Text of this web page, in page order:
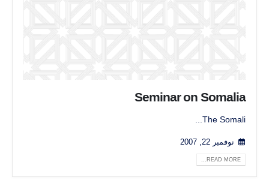
Seminar on Somalia
The Somali...
نوفمبر 22, 2007
READ MORE...